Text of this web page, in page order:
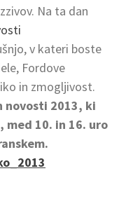
Na ta dan
v kateri boste
Fordove
in zmogljivost.
novosti 2013, ki
med 10. in 16. uro